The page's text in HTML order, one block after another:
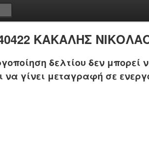
ΚΑΚΑΛΗΣ
δελτίου δεν μπορεί
να γίνει μεταγραφή σε